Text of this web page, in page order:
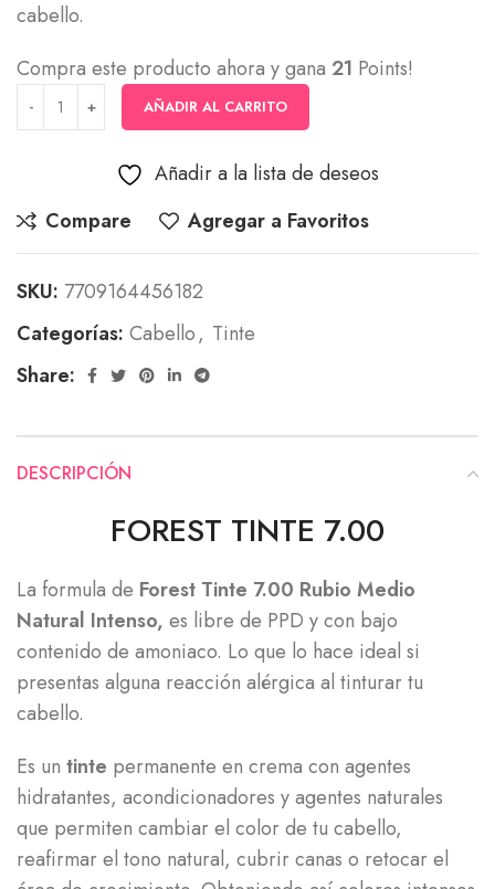
cabello.
Compra este producto ahora y gana 21 Points!
AÑADIR AL CARRITO
Añadir a la lista de deseos
Compare
Agregar a Favoritos
SKU: 7709164456182
Categorías: Cabello, Tinte
Share:
DESCRIPCIÓN
FOREST TINTE 7.00
La formula de Forest Tinte 7.00 Rubio Medio
Natural Intenso, es libre de PPD y con bajo
contenido de amoniaco. Lo que lo hace ideal si
presentas alguna reacción alérgica al tinturar tu
cabello.
Es un tinte permanente en crema con agentes
hidratantes, acondicionadores y agentes naturales
que permiten cambiar el color de tu cabello,
reafirmar el tono natural, cubrir canas o retocar el